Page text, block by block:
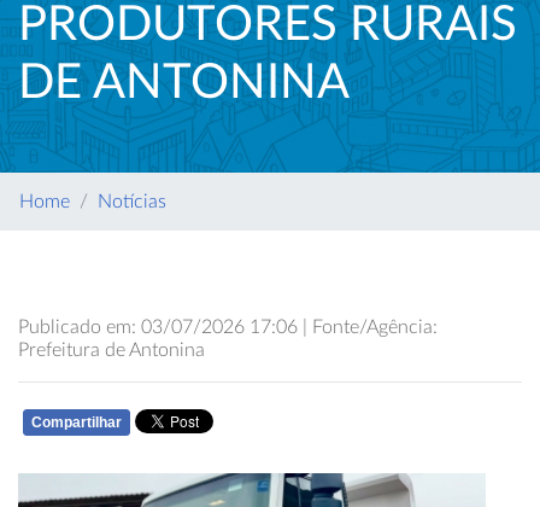
PRODUTORES RURAIS
DE ANTONINA
Home Notícias
Publicado em: 03/07/2026 17:06 | Fonte/Agência:
Prefeitura de Antonina
Compartilhar